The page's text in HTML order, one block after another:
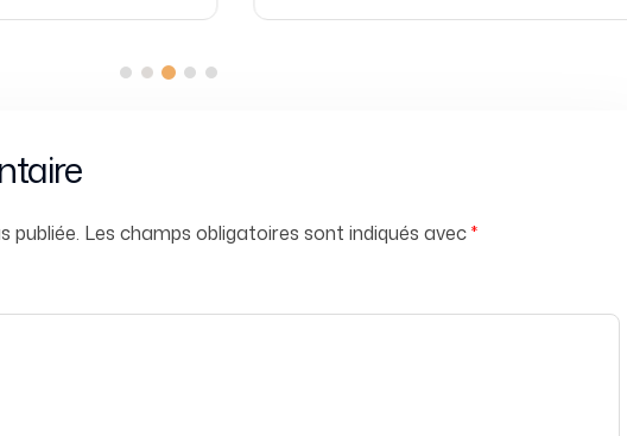
publiée. Les champs obligatoires sont indiqués avec*